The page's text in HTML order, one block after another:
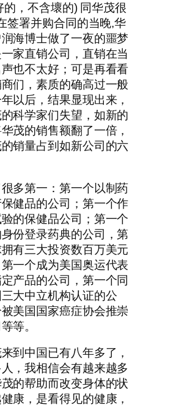
的，不含壞的) 同华茂很
签署并购合同的当晚,华
海博士做了一夜的噩梦
家直销公司，直销在当
也不太好；可是再看看
们，素质的确高过一般
以后，结果显现出来，
科学家们失望，如新的
茂的销售额翻了一倍，
销量占到如新公司的六
多第一：第一个以制药
健品的公司；第一个作
的保健品公司；第一个
份登录药典的公司，第
有三大投资数百万美元
一个成为美国奥运代表
产品的公司，第一个同
大中立机构认证的公
美国国家癌症协会推崇
等。
到中国已有八年多了，
，我相信会有越来越多
的帮助而改变身体的状
康，是看得见的健康，